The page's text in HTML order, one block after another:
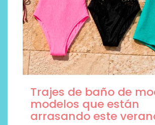
Trajes de baño de
modelos que están
arrasando este